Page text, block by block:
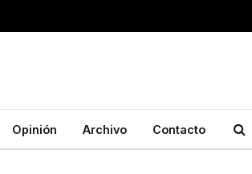
Opinión Archivo Contacto